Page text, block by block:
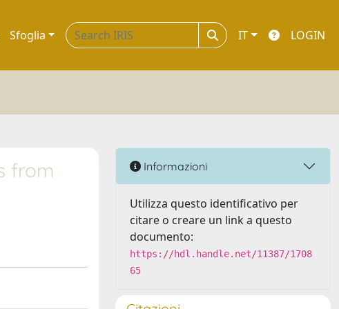
Sfoglia IT LOGIN
from
Informazioni
Utilizza questo identificativo per
citare o creare un link a questo
documento:
https://hdl.handle.net/11387/1708
65